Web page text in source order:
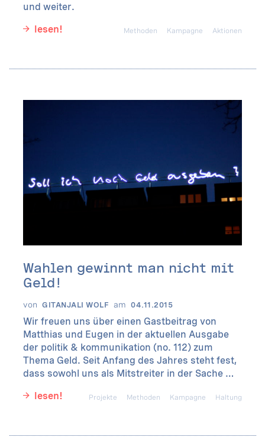
und weiter.
lesen!
Aktionen
Kampagne
Methoden
Wahlen gewinnt man nicht mit
Geld!
von GITANJALI WOLF am 04.11.2015
Wir freuen uns über einen Gastbeitrag von
Matthias und Eugen in der aktuellen Ausgabe
der politik & kommunikation (no. 112) zum
Thema Geld. Seit Anfang des Jahres steht fest,
dass sowohl uns als Mitstreiter in der Sache …
lesen!
Haltung
Kampagne
Methoden
Projekte